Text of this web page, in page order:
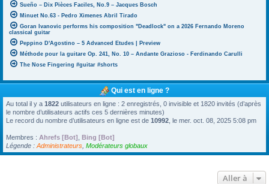
Sueño – Dix Pièces Faciles, No.9 – Jacques Bosch
Minuet No.63 - Pedro Ximenes Abril Tirado
Goran Ivanovic performs his composition "Deadlock" on a 2026 Fernando Moreno
classical guitar
Peppino D'Agostino – 5 Advanced Etudes | Preview
Méthode pour la guitare Op. 241, No. 10 – Andante Grazioso - Ferdinando Carulli
The Nose Fingering #guitar #shorts
Qui est en ligne ?
Au total il y a 1822 utilisateurs en ligne : 2 enregistrés, 0 invisible et 1820 invités (d’après
le nombre d’utilisateurs actifs ces 5 dernières minutes)
Le record du nombre d’utilisateurs en ligne est de 10992 , le mer. oct. 08, 2025 5:08 pm
Membres : Ahrefs [Bot] Bing [Bot]
Légende : Administrateurs Modérateurs globaux
Aller à